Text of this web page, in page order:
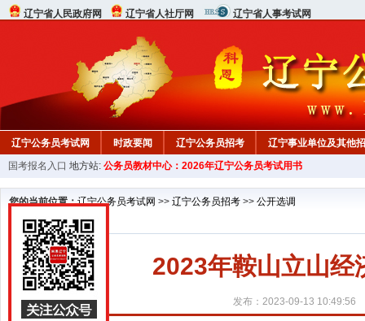
辽宁省人民政府网 辽宁省人社厅网 辽宁省人事考试网
辽宁公务员考试网 时政要闻 辽宁公务员招考 辽宁事业单位及其他
在线咨询 教材中心
国考报名入口 地方站: 公务员教材中心：2026年辽宁公务员考试用书
您的当前位置：辽宁公务员考试网 >> 辽宁公务员招考 >> 公开选调
2023年鞍山立山经
发布：2023-09-13 10:49:56